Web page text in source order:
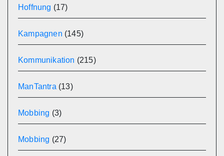
Hoffnung (17)
Kampagnen (145)
Kommunikation (215)
ManTantra (13)
Mobbing (3)
Mobbing (27)